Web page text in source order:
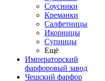
Соусники
Креманки
Салфетницы
Икорницы
Супницы
Ещё
Императорский
фарфоровый завод
Чешский фарфор